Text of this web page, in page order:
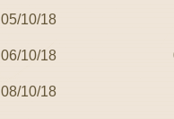
05/10/18
06/10/18
08/10/18